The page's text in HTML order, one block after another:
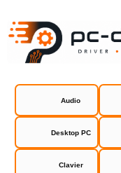
Audio
Desktop PC
Clavier